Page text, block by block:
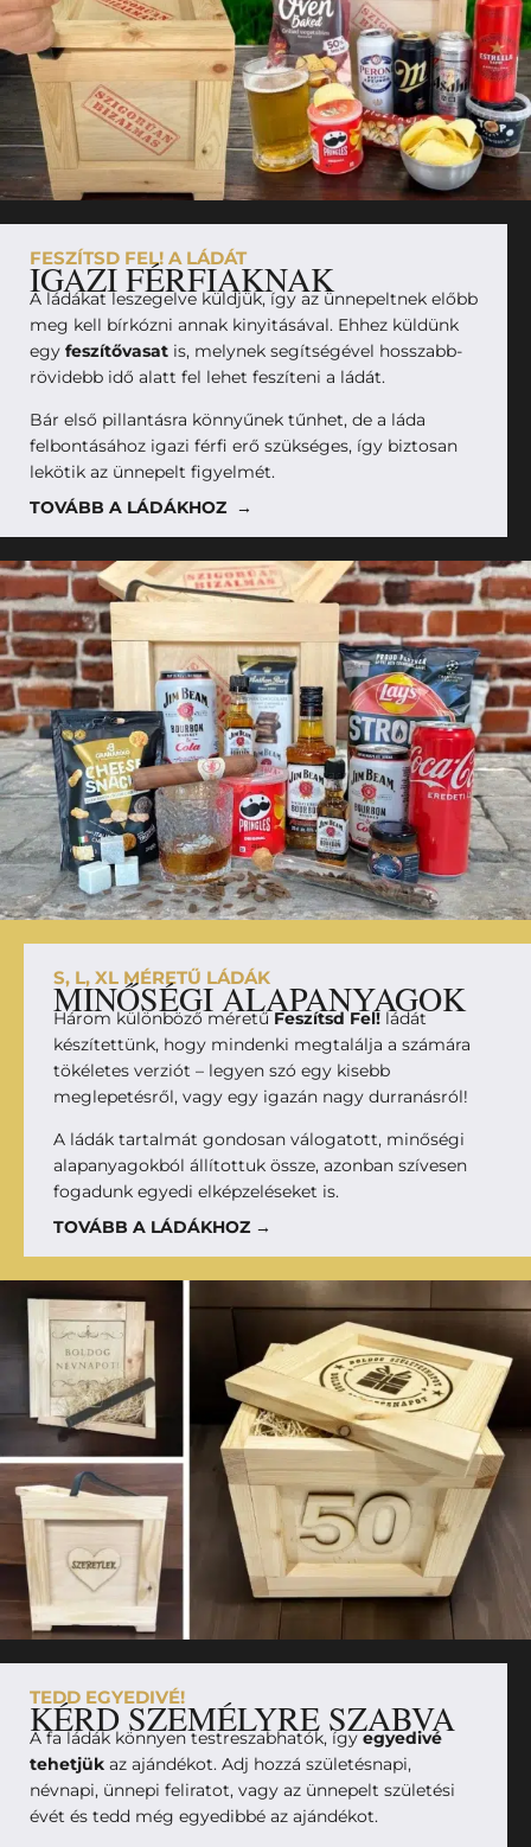
FESZÍTSD FEL! A LÁDÁT
IGAZI FÉRFIAKNAK
A ládákat leszegelve küldjük, így az ünnepeltnek előbb
meg kell bírkózni annak kinyitásával. Ehhez küldünk
egy feszítővasat is, melynek segítségével hosszabb-
rövidebb idő alatt fel lehet feszíteni a ládát.
Bár első pillantásra könnyűnek tűnhet, de a láda
felbontásához igazi férfi erő szükséges, így biztosan
lekötik az ünnepelt figyelmét.
TOVÁBB A LÁDÁKHOZ →
S, L, XL MÉRETŰ LÁDÁK
MINŐSÉGI ALAPANYAGOK
Három különböző méretűFeszítsd Fel! ládát
készítettünk, hogy mindenki megtalálja a számára
tökéletes verziót – legyen szó egy kisebb
meglepetésről, vagy egy igazán nagy durranásról!
A ládák tartalmát gondosan válogatott, minőségi
alapanyagokból állítottuk össze, azonban szívesen
fogadunk egyedi elképzeléseket is.
TOVÁBB A LÁDÁKHOZ →
TEDD EGYEDIVÉ!
KÉRD SZEMÉLYRE SZABVA
A fa ládák könnyen testreszabhatók, ígyegyedivé
tehetjük az ajándékot. Adj hozzá születésnapi,
névnapi, ünnepi feliratot, vagy az ünnepelt születési
évét és tedd még egyedibbé az ajándékot.